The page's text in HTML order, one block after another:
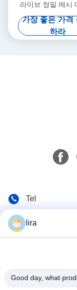
라이브 정밀 메시
5.3m 최대 너
가장 좋은 가격
하라
Tel
No.102의
lira
Good day, what